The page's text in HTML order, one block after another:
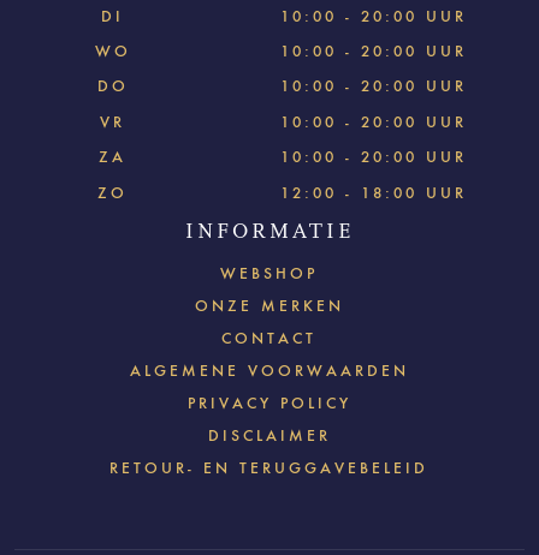
DI
10:00 - 20:00 UUR
WO
10:00 - 20:00 UUR
DO
10:00 - 20:00 UUR
VR
10:00 - 20:00 UUR
ZA
10:00 - 20:00 UUR
ZO
12:00 - 18:00 UUR
INFORMATIE
WEBSHOP
ONZE MERKEN
CONTACT
ALGEMENE VOORWAARDEN
PRIVACY POLICY
DISCLAIMER
RETOUR- EN TERUGGAVEBELEID